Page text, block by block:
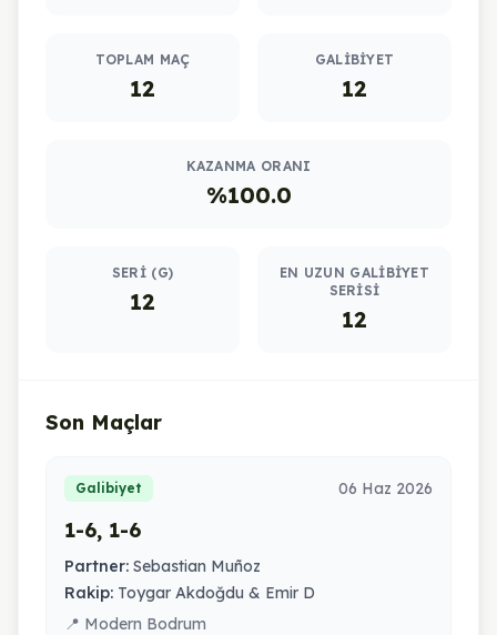
TOPLAM MAÇ
12
GALIBIYET
12
KAZANMA ORANI
%100.0
SERI (G)
12
EN UZUN GALIBIYET
SERISI
12
Son Maçlar
Galibiyet 06 Haz 2026
1-6, 1-6
Partner: Sebastian Muñoz
Rakip: Toygar Akdoğdu & Emir D
📍 Modern Bodrum